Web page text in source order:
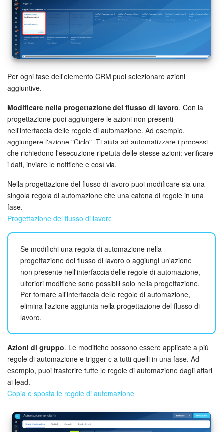
INIZIA GRATIS
Per ogni fase dell'elemento CRM puoi selezionare azioni
aggiuntive.
Modificare nella progettazione del flusso di lavoro. Con la
progettazione puoi aggiungere le azioni non presenti
nell'interfaccia delle regole di automazione. Ad esempio,
aggiungere l'azione "Ciclo". Ti aiuta ad automatizzare i processi
che richiedono l'esecuzione ripetuta delle stesse azioni: verificare
i dati, inviare le notifiche e così via.
Nella progettazione del flusso di lavoro puoi modificare sia una
singola regola di automazione che una catena di regole in una
fase.
Progettazione del flusso di lavoro
Se modifichi una regola di automazione nella
progettazione del flusso di lavoro o aggiungi un'azione
non presente nell'interfaccia delle regole di automazione,
ulteriori modifiche sono possibili solo nella progettazione.
Per tornare all'interfaccia delle regole di automazione,
elimina l'azione aggiunta nella progettazione del flusso di
lavoro.
Azioni di gruppo. Le modifiche possono essere applicate a più
regole di automazione e trigger o a tutti quelli in una fase. Ad
esempio, puoi trasferire tutte le regole di automazione dagli affari
ai lead.
Copia e sposta le regole di automazione